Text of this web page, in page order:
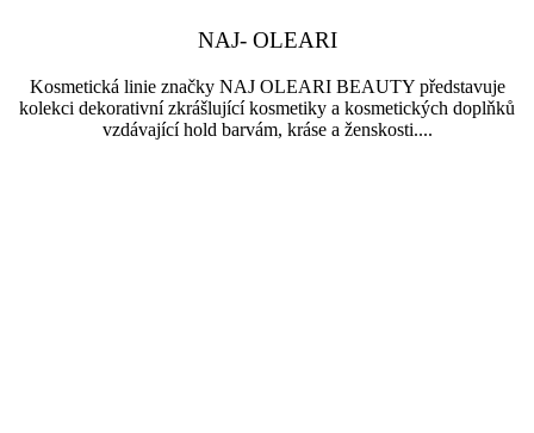
NAJ- OLEARI
Kosmetická linie značky NAJ OLEARI BEAUTY představuje
kolekci dekorativní zkrášlující kosmetiky a kosmetických doplňků
vzdávající hold barvám, kráse a ženskosti....